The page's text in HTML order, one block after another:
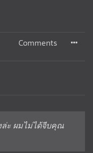
Comments
ะ ผมไม่ได้จีบคุณ